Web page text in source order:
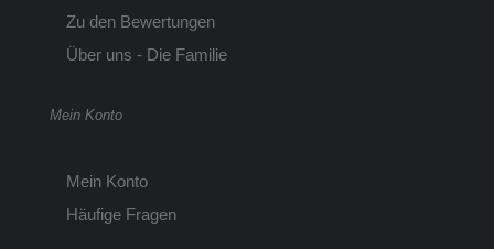
Zu den Bewertungen
Über uns - Die Familie
Mein Konto
Mein Konto
Häufige Fragen